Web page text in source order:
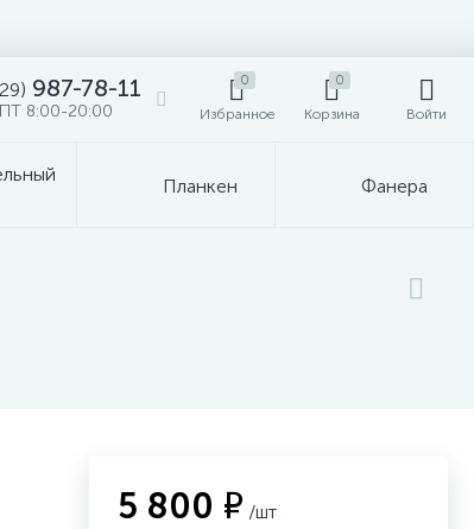
987-78-11
8:00-20:00
0
Избранное
0
Корзина Войти
Планкен Фанера
5 800 ₽ /шт